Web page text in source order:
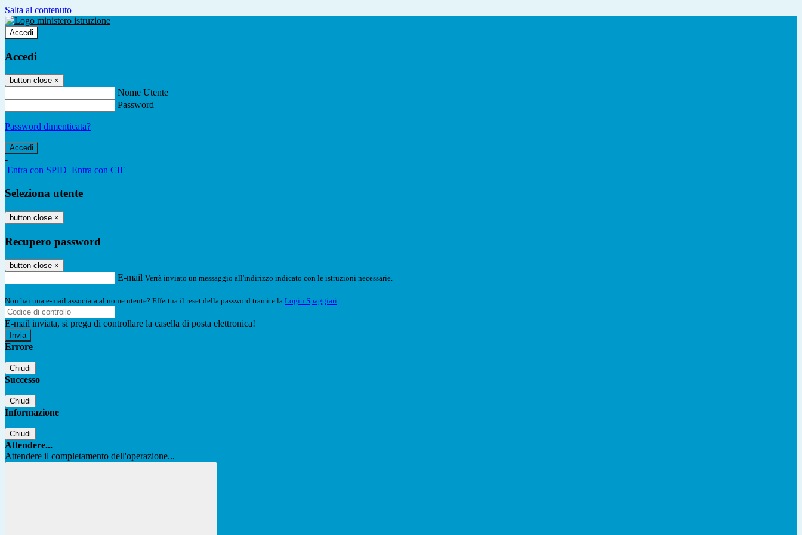
Salta al contenuto
Accedi
Accedi
button close ×
Nome Utente
Password
Password dimenticata?
-
Entra con SPID Entra con CIE
Seleziona utente
button close ×
Recupero password
button close ×
E-mail Verrà inviato un messaggio all'indirizzo indicato con le istruzioni necessarie.
Non hai una e-mail associata al nome utente? Effettua il reset della password tramite la Login Spaggiari
E-mail inviata, si prega di controllare la casella di posta elettronica!
Errore
Chiudi
Successo
Chiudi
Informazione
Chiudi
Attendere...
Attendere il completamento dell'operazione...